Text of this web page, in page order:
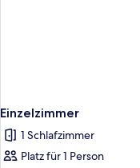
Einzelzimmer
1 Schlafzimmer
Platz für 1 Person